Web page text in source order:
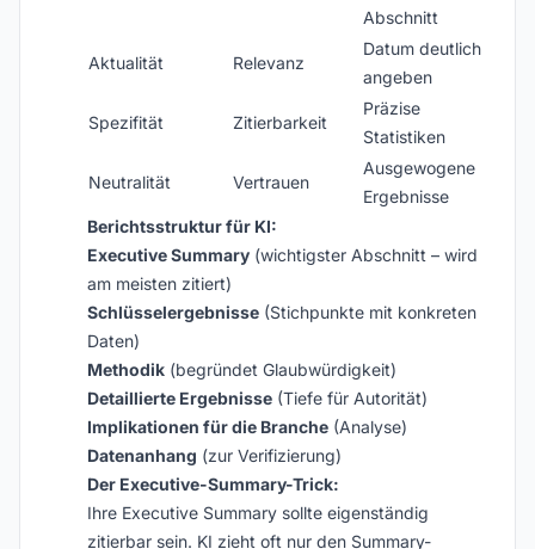
Abschnitt
Aktualität Relevanz
Datum deutlich
angeben
Spezifität Zitierbarkeit
Präzise
Statistiken
Neutralität Vertrauen
Ausgewogene
Ergebnisse
Berichtsstruktur für KI:
Executive Summary (wichtigster Abschnitt – wird
am meisten zitiert)
Schlüsselergebnisse (Stichpunkte mit konkreten
Daten)
Methodik (begründet Glaubwürdigkeit)
Detaillierte Ergebnisse (Tiefe für Autorität)
Implikationen für die Branche (Analyse)
Datenanhang (zur Verifizierung)
Der Executive-Summary-Trick:
Ihre Executive Summary sollte eigenständig
zitierbar sein. KI zieht oft nur den Summary-